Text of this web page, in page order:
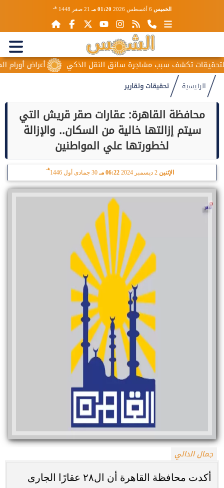
الخميس 6 أغسطس 2026 01:20 مـ 21 صفر 1448 هـ
أعراض أورام المبيض تكشف سبب مشاجرة سائق النقل الذكي
الرئيسية تحقيقات وتقارير
محافظة القاهرة: عقارات صقر قريش التي
سيتم إزالتها خالية من السكان.. والإزالة
لخطورتها علي المواطنين
الإثنين 06:22 مـ 30 جمادى أول 1446
هـ
جمال الدالي
أكدت محافظة القاهرة أن ال٢٨ عقارًا الجارى